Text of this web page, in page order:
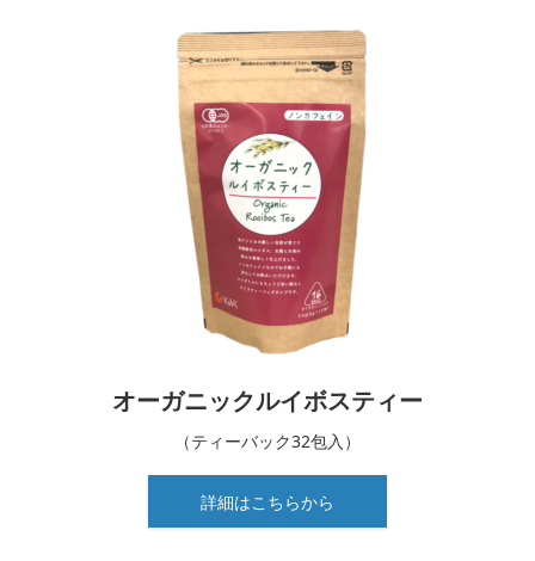
オーガニックルイボスティー
（ティーバック32包入）
詳細はこちらから